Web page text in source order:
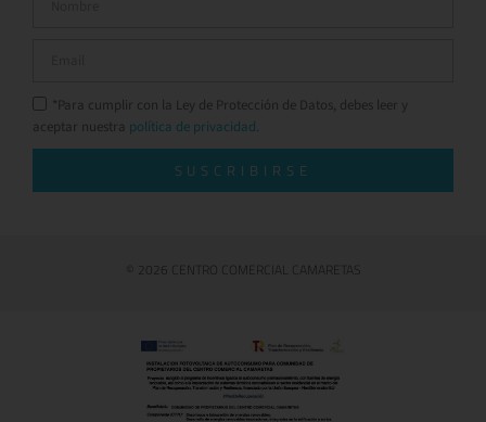
*Para cumplir con la Ley de Protección de Datos, debes leer y
aceptar nuestra política de privacidad.
SUSCRIBIRSE
© 2026 CENTRO COMERCIAL CAMARETAS